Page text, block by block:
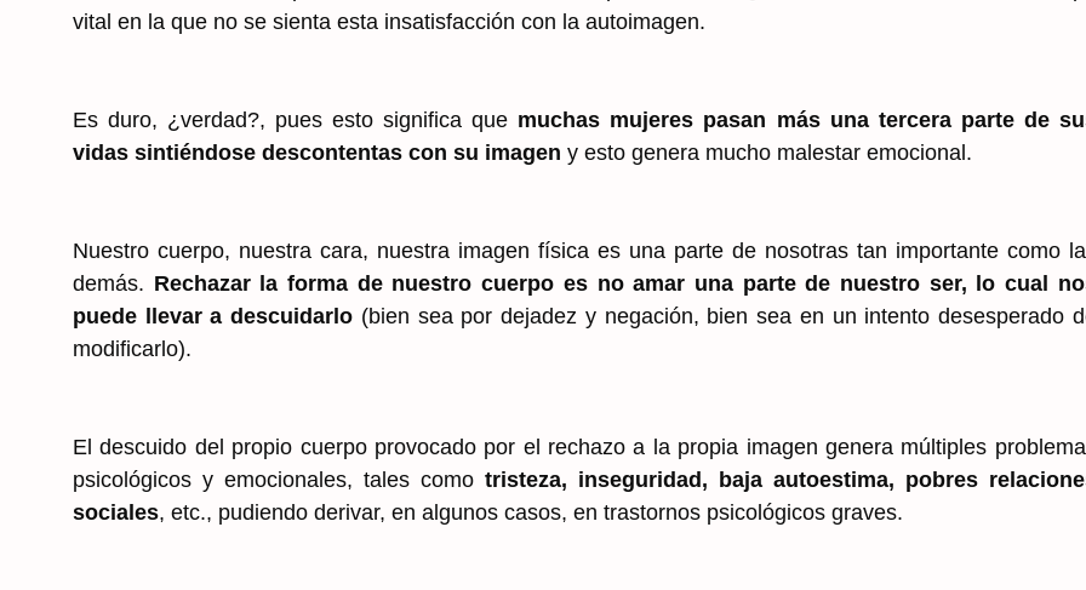
vital en la que no se sienta esta insatisfacción con la autoimagen.
Es duro, ¿verdad?, pues esto significa que muchas mujeres pasan más una tercera parte de
vidas sintiéndose descontentas con su imagen y esto genera mucho malestar emocional.
Nuestro cuerpo, nuestra cara, nuestra imagen física es una parte de nosotras tan importante como
demás. Rechazar la forma de nuestro cuerpo es no amar una parte de nuestro ser, lo cual
puede llevar a descuidarlo (bien sea por dejadez y negación, bien sea en un intento desesperado
modificarlo).
El descuido del propio cuerpo provocado por el rechazo a la propia imagen genera múltiples
psicológicos y emocionales, tales como tristeza, inseguridad, baja autoestima, pobres
sociales, etc., pudiendo derivar, en algunos casos, en trastornos psicológicos graves.